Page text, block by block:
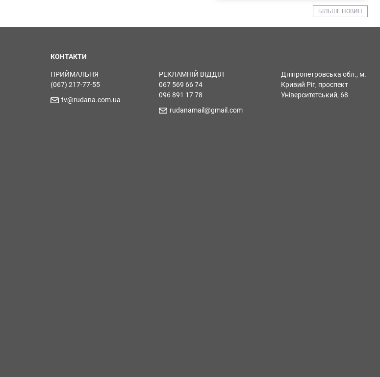
БІЛЬШЕ НОВИН
КОНТАКТИ
ПРИЙМАЛЬНЯ
(067) 217-77-55
tv@rudana.com.ua
РЕКЛАМНІЙ ВІДДІЛ
067 569 66 74
096 891 17 78
rudanamail@gmail.com
Дніпропетровська обл., м.
Кривий Ріг, проспект
Університетський, 68